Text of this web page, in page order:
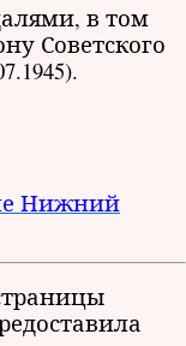
в том
Советского
Нижний